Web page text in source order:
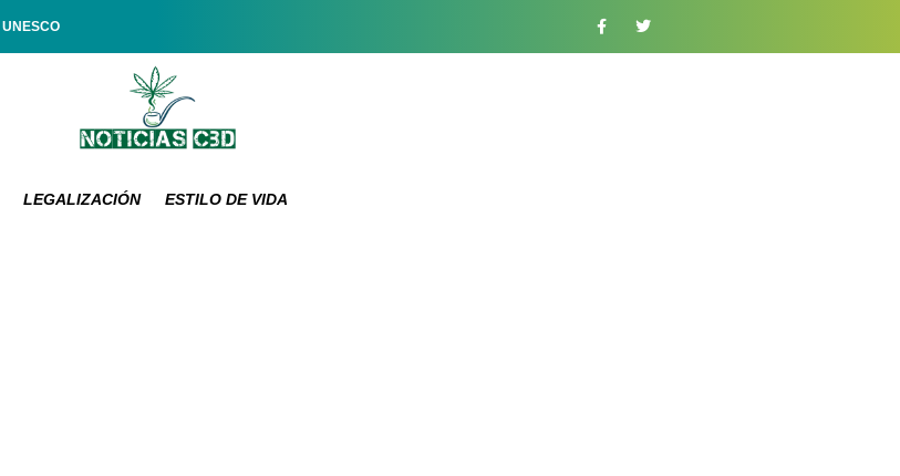
UNESCO
LEGALIZACIÓN ESTILO DE VIDA